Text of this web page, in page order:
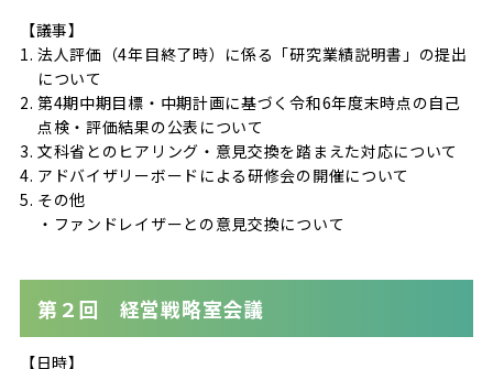
【議事】
法人評価（4年目終了時）に係る「研究業績説明書」の提出
について
第4期中期目標・中期計画に基づく令和6年度末時点の自己
点検・評価結果の公表について
文科省とのヒアリング・意見交換を踏まえた対応について
アドバイザリーボードによる研修会の開催について
その他
・ファンドレイザーとの意見交換について
第２回 経営戦略室会議
【日時】